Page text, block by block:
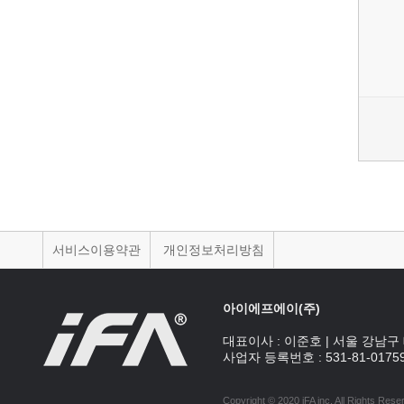
서비스이용약관 개인정보처리방침
아이에프에이(주)
대표이사 : 이준호 | 서울 강남구
사업자 등록번호 : 531-81-
Copyright © 2020 iFA inc . All Rights